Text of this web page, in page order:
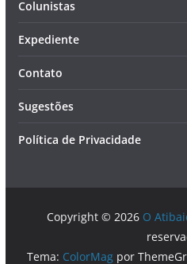
Colunistas
Expediente
Contato
Sugestões
Política de Privacidade
Copyright © 2026 O
Tema: ColorMagpor